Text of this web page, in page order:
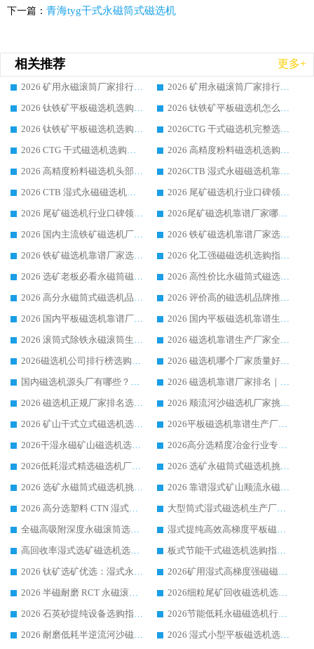
下一篇： 青海tyg干式永磁筒式磁选机
相关推荐 更多+
2026 矿用永磁滚筒厂家排行榜选购干货指南 行业口碑标杆华体会手机网页版-华体会(中国) 实力出众
2026 矿用永磁滚筒厂家排行榜选购指南，行业口碑领域强者华体会手机网页版-华体会(中国)
2026 钛铁矿平板磁选机选购全攻略 市场公认优质品牌厂家实力排行榜
2026 钛铁矿平板磁选机怎么选 靠谱生产企业实力排行榜选购参考攻略
2026 钛铁矿平板磁选机选购指南 行业口碑优选品牌生产企业实力排行榜
2026CTG 干式磁选机完整选购指南 行业口碑顶尖靠谱生产龙头厂家实力推荐
2026 CTG 干式磁选机选购指南|行业口碑靠谱生产厂家领域强者推荐
2026 高精度粉料磁选机选购全攻略 行业优质品牌华体会手机网页版-华体会(中国) 实力深度解析
2026 高精度粉料磁选机头部厂家选购指南 行业口碑靠谱品牌推荐 领域强者华体会手机网页版-华体会(中国) 解析
2026CTB 湿式永磁磁选机靠谱厂家实力排行榜 铁矿选矿设备采购全流程选购指南
2026 CTB 湿式永磁磁选机选购指南|行业口碑良好品牌推荐，领域强者华体会手机网页版-华体会(中国)
2026 尾矿磁选机行业口碑领域强者，源头直供国内主流厂家华体会手机网页版-华体会(中国) 一站式服务
2026 尾矿磁选机行业口碑领域强者，源头直供国内主流厂家华体会手机网页版-华体会(中国) 一站式服务
2026尾矿磁选机靠谱厂家哪家好 行业口碑领域强者华体会手机网页版-华体会(中国) 推荐
2026 国内主流铁矿磁选机厂家选购指南|行业口碑好品牌推荐，领域强者华体会手机网页版-华体会(中国)
2026 铁矿磁选机靠谱厂家选购全攻略 行业标杆华体会手机网页版-华体会(中国) 设备性价比出众
2026 铁矿磁选机靠谱厂家选购指南，领域强者华体会手机网页版-华体会(中国) 铁矿磁选机性价比高
2026 化工强磁磁选机选购指南 5 家行业口碑靠谱厂家领域强者推荐
2026 选矿老板必看永磁筒磁选机推荐 行业头部品牌口碑设备选购全攻略
2026 高性价比永磁筒式磁选机品牌盘点 行业强者口碑实测选购完整指南
2026 高分永磁筒式磁选机品牌推荐 选矿设备强者对比测评采购避坑全攻略
2026 评价高的磁选机品牌推荐选购指南，永磁筒式磁选机设备领域强者全景行业口碑解析
2026 国内平板磁选机靠谱厂家排名 行业实测口碑设备按需选购全指南
2026 国内平板磁选机靠谱生产厂家推荐排名|行业口碑选购指南，领域强者按需选设备
2026 滚筒式除铁永磁滚筒生产厂家推荐排名|行业口碑选购指南，领域强者源头厂商精选
2026 磁选机靠谱生产厂家全梳理 分场景选型行业头部品牌选购参考攻略
2026磁选机公司排行榜选购指南|正规源头厂家推荐，领域强者高性价比靠谱信赖品牌
2026 磁选机哪个厂家质量好？十大靠谱磁电企业排名选购指南
国内磁选机源头厂有哪些？2026 综合实力排名与采购避坑技巧
2026 磁选机靠谱厂家排名｜华体会手机网页版-华体会(中国) 高性价比磁选机磁电品牌
2026 磁选机正规厂家排名选购指南|行业口碑信赖品牌推荐性价比高靠谱磁电企业
2026 顺流河沙磁选机厂家挑选攻略 | 业内口碑龙头企业高性价比品牌推荐
2026 矿山干式立式磁选机选型攻略 梳理深耕磁电装备多年靠谱生产厂商
2026平板磁选机靠谱生产厂家选购指南 行业口碑良好品牌推荐 磁电领域实力强者
2026干湿永磁矿山磁选机选型攻略 优质生产厂家排名 选矿领域高口碑品牌推荐指南
2026高分选精度冶金行业专用磁选机生产厂家,干湿式磁选机源头供应商推荐
2026低耗湿式精​选磁选机厂家怎么选?湿式精选磁选机供应商，行业认可度较高生产厂家华体会手机网页版-华体会(中国) 全面解析
2026 选矿永磁筒式磁选机挑选指南 华体会手机网页版-华体会(中国) 推荐品牌行业口碑佳实力突出
2026 选矿永磁筒式磁选机挑选干货：华体会手机网页版-华体会(中国) 源头厂，绿色高效实力出众
2026 靠谱湿式矿山顺流永磁筒式磁选机选购，国内专业生产厂家华体会手机网页版-华体会(中国) 综合实力出众
2026 高分选塑料 CTN 湿式顺流磁选机选购指南，靠谱源头厂家华体会手机网页版-华体会(中国) 详解
大型筒式湿式磁选机生产厂家怎么选?华体会手机网页版-华体会(中国) 设备口碑广受行业认可
全磁高吸附深度永磁滚筒选购指南 业内口碑稳定磁电设备生产厂家详细推荐
湿式提纯高效高梯度平板磁选机靠谱设备源头厂商华体会手机网页版-华体会(中国) 综合测评
高回收率湿式选矿磁选机选购指南 业内口碑磁电设备生产厂家实力解析
板式节能干式磁选机选购指南，源头生产厂家华体会手机网页版-华体会(中国) 综合实力可观
2026 钛矿选矿优选：湿式永磁筒式磁选机源头厂家华体会手机网页版-华体会(中国) 综合解析
2026矿用湿式高梯度强磁磁选机选购指南，临朐靠谱磁电生产厂家华体会手机网页版-华体会(中国) 详解
2026 半磁耐磨 RCT 永磁滚筒选购指南，临朐源头生产厂家华体会手机网页版-华体会(中国) 实测分享
2026细粒尾矿回收磁选机选购指南 产业集群优质生产厂家华体会手机网页版-华体会(中国) 解析
2026 石英砂提纯设备选购指南：华体会手机网页版-华体会(中国) 提纯磁选机厂家综合解读
2026节能低耗永磁磁选机行业优选标杆 临朐华体会手机网页版-华体会(中国) 专业生产厂家
2026 耐磨低耗半逆流河沙磁选机选购指南 临朐产业集群源头厂华体会手机网页版-华体会(中国) 详细解析
2026 湿式小型平板磁选机选矿适配设备 临朐华体会手机网页版-华体会(中国) 实体生产厂家直供